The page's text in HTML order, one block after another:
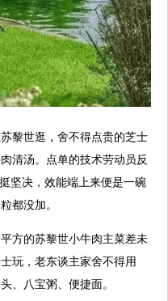
黎世逛，舍不得点贵的芝士
清汤。点单的技术劳动员反
坚决，效能端上来便是一碗
都没加。
方的苏黎世小牛肉主菜差未
玩，老东谈主家舍不得用
、八宝粥、便捷面。